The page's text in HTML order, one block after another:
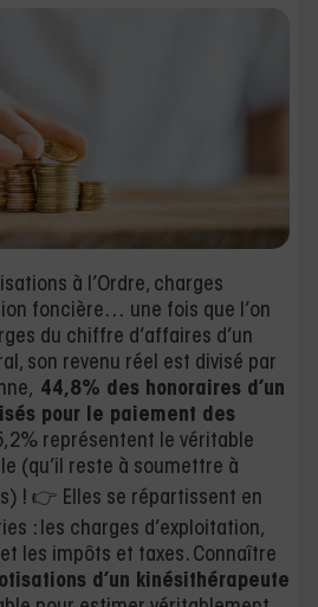
à l’Ordre, charges
foncière… une fois que l’on
du chiffre d’affaires d’un
son revenu réel est divisé par
44,8% des honoraires d’un
pour le paiement des
représentent le véritable
(qu’il reste à soumettre à
! 👉 Elles se répartissent en
: les charges d’exploitation,
les impôts et taxes. Connaître
d’un kinésithérapeute